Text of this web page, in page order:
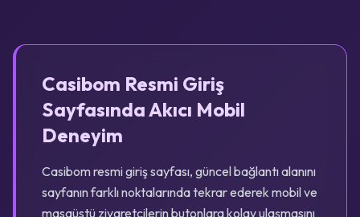
Casibom Resmi Giriş
Sayfasında Akıcı Mobil
Deneyim
Casibom resmi giriş sayfası, güncel bağlantı alanını
sayfanın farklı noktalarında tekrar ederek mobil ve
masaüstü ziyaretçilerin butonlara kolay ulaşmasını